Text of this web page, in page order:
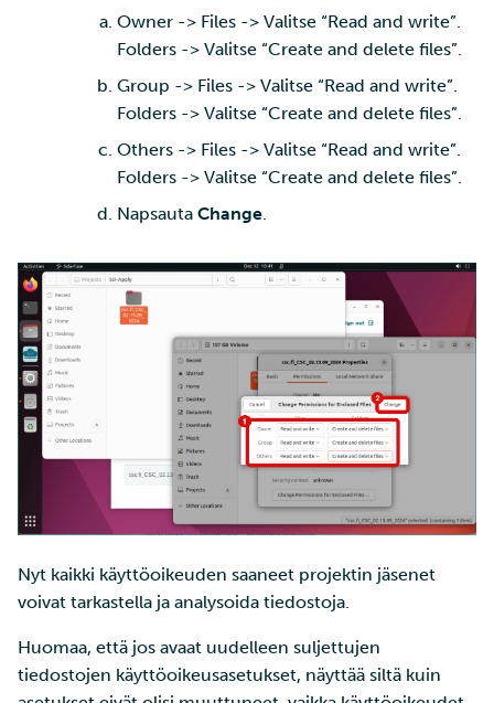
Owner -> Files -> Valitse “Read and write”.
Folders -> Valitse “Create and delete files”.
Group -> Files -> Valitse “Read and write”.
Folders -> Valitse “Create and delete files”.
Others -> Files -> Valitse “Read and write”.
Folders -> Valitse “Create and delete files”.
Napsauta Change.
Nyt kaikki käyttöoikeuden saaneet projektin jäsenet
voivat tarkastella ja analysoida tiedostoja.
Huomaa, että jos avaat uudelleen suljettujen
tiedostojen käyttöoikeusasetukset, näyttää siltä kuin